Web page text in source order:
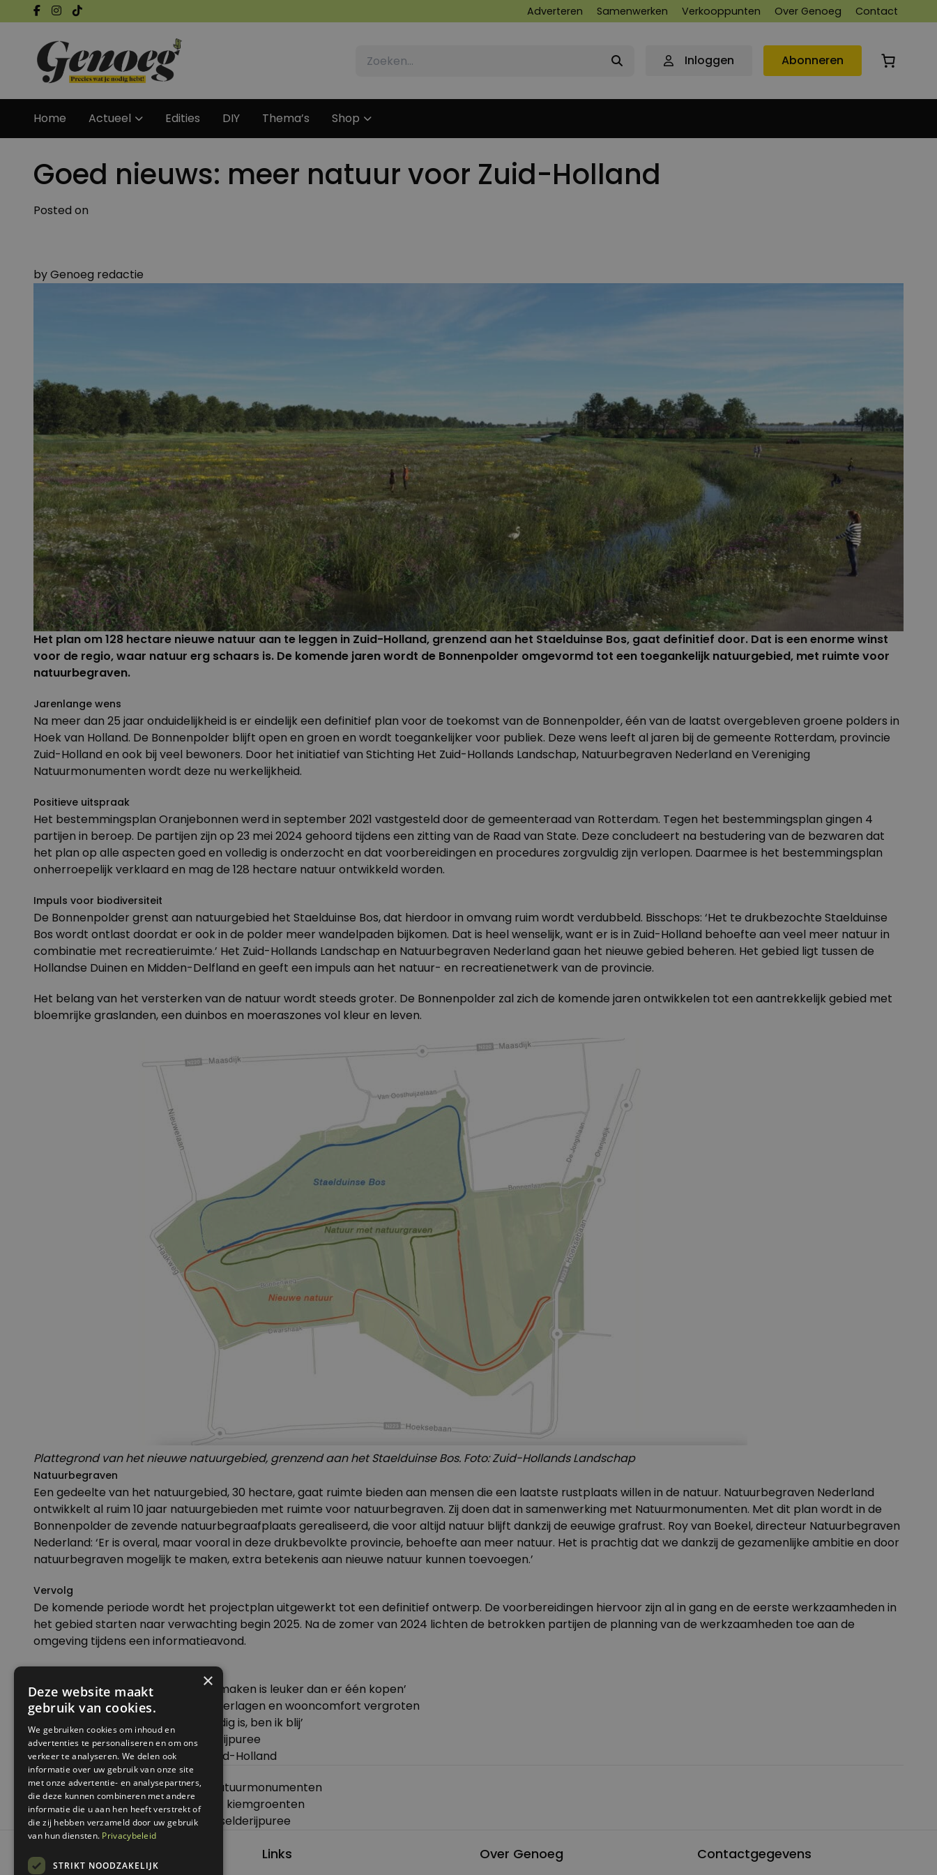
Adverteren Samenwerken Verkooppunten Over Genoeg Contact
Inloggen Abonneren
Home Actueel Edities DIY Thema’s Shop
Goed nieuws: meer natuur voor Zuid-Holland
Posted on
byGenoeg redactie
Het plan om 128 hectare nieuwe natuur aan te leggen in Zuid-Holland, grenzend aan het Staelduinse Bos, gaat definitief door. Dat is een enorme winst
voor de regio, waar natuur erg schaars is. De komende jaren wordt de Bonnenpolder omgevormd tot een toegankelijk natuurgebied, met ruimte voor
natuurbegraven.
Jarenlange wens
Na meer dan 25 jaar onduidelijkheid is er eindelijk een definitief plan voor de toekomst van de Bonnenpolder, één van de laatst overgebleven groene polders in
Hoek van Holland. De Bonnenpolder blijft open en groen en wordt toegankelijker voor publiek. Deze wens leeft al jaren bij de gemeente Rotterdam, provincie
Zuid-Holland en ook bij veel bewoners. Door het initiatief van Stichting Het Zuid-Hollands Landschap, Natuurbegraven Nederland en Vereniging
Natuurmonumenten wordt deze nu werkelijkheid.
Positieve uitspraak
Het bestemmingsplan Oranjebonnen werd in september 2021 vastgesteld door de gemeenteraad van Rotterdam. Tegen het bestemmingsplan gingen 4
partijen in beroep. De partijen zijn op 23 mei 2024 gehoord tijdens een zitting van de Raad van State. Deze concludeert na bestudering van de bezwaren dat
het plan op alle aspecten goed en volledig is onderzocht en dat voorbereidingen en procedures zorgvuldig zijn verlopen. Daarmee is het bestemmingsplan
onherroepelijk verklaard en mag de 128 hectare natuur ontwikkeld worden.
Impuls voor biodiversiteit
De Bonnenpolder grenst aan natuurgebied het Staelduinse Bos, dat hierdoor in omvang ruim wordt verdubbeld. Bisschops: ‘Het te drukbezochte Staelduinse
Bos wordt ontlast doordat er ook in de polder meer wandelpaden bijkomen. Dat is heel wenselijk, want er is in Zuid-Holland behoefte aan veel meer natuur in
combinatie met recreatieruimte.’ Het Zuid-Hollands Landschap en Natuurbegraven Nederland gaan het nieuwe gebied beheren. Het gebied ligt tussen de
Hollandse Duinen en Midden-Delfland en geeft een impuls aan het natuur- en recreatienetwerk van de provincie.
Het belang van het versterken van de natuur wordt steeds groter. De Bonnenpolder zal zich de komende jaren ontwikkelen tot een aantrekkelijk gebied met
bloemrijke graslanden, een duinbos en moeraszones vol kleur en leven.
Plattegrond van het nieuwe natuurgebied, grenzend aan het Staelduinse Bos. Foto: Zuid-Hollands Landschap
Natuurbegraven
Een gedeelte van het natuurgebied, 30 hectare, gaat ruimte bieden aan mensen die een laatste rustplaats willen in de natuur. Natuurbegraven Nederland
ontwikkelt al ruim 10 jaar natuurgebieden met ruimte voor natuurbegraven. Zij doen dat in samenwerking met Natuurmonumenten. Met dit plan wordt in de
Bonnenpolder de zevende natuurbegraafplaats gerealiseerd, die voor altijd natuur blijft dankzij de eeuwige grafrust. Roy van Boekel, directeur Natuurbegraven
Nederland: ‘Er is overal, maar vooral in deze drukbevolkte provincie, behoefte aan meer natuur. Het is prachtig dat we dankzij de gezamenlijke ambitie en door
natuurbegraven mogelijk te maken, extra betekenis aan nieuwe natuur kunnen toevoegen.’
Vervolg
De komende periode wordt het projectplan uitgewerkt tot een definitief ontwerp. De voorbereidingen hiervoor zijn al in gang en de eerste werkzaamheden in
het gebied starten naar verwachting begin 2025. Na de zomer van 2024 lichten de betrokken partijen de planning van de werkzaamheden toe aan de
omgeving tijdens een informatieavond.
Aan de slag bij Buurman: ‘Een bak maken is leuker dan er één kopen’
DIY: eenvoudig je energieverbruik verlagen en wooncomfort vergroten
Léon: ‘Als mijn bedrijf niet meer nodig is, ben ik blij’
Basisrecept voor vegan knolselderijpuree
Goed nieuws: meer natuur voor Zuid-Holland
Posted inNieuwsTaggednatuur Natuurmonumenten
Bericht
navigatie
Previous: Recept: frisse salade met kiemgroenten
Next: Basisrecept voor vegan knolselderijpuree
Links Over Genoeg Contactgegevens
×
Deze website maakt
gebruik van cookies.
We gebruiken cookies om inhoud en
advertenties te personaliseren en om ons
verkeer te analyseren. We delen ook
informatie over uw gebruik van onze site
met onze advertentie- en analysepartners,
die deze kunnen combineren met andere
informatie die u aan hen heeft verstrekt of
die zij hebben verzameld door uw gebruik
van hun diensten. Privacybeleid
STRIKT NOODZAKELIJK